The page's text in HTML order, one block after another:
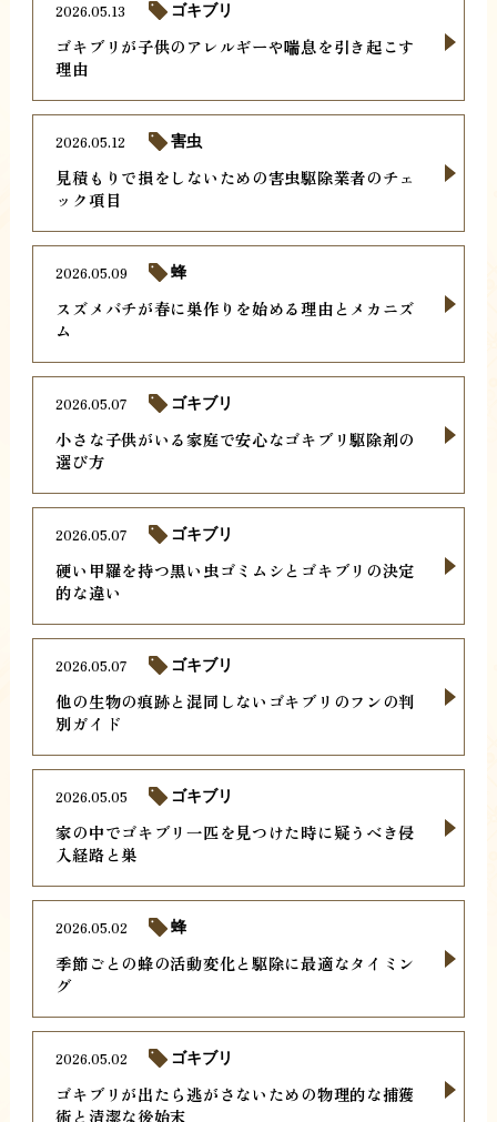
ゴキブリが子供のアレルギーや喘息を引き起こす
理由
2026.05.13 ゴキブリ
見積もりで損をしないための害虫駆除業者のチェ
ック項目
2026.05.12 害虫
スズメバチが春に巣作りを始める理由とメカニズ
ム
2026.05.09 蜂
小さな子供がいる家庭で安心なゴキブリ駆除剤の
選び方
2026.05.07 ゴキブリ
硬い甲羅を持つ黒い虫ゴミムシとゴキブリの決定
的な違い
2026.05.07 ゴキブリ
他の生物の痕跡と混同しないゴキブリのフンの判
別ガイド
2026.05.07 ゴキブリ
家の中でゴキブリ一匹を見つけた時に疑うべき侵
入経路と巣
2026.05.05 ゴキブリ
季節ごとの蜂の活動変化と駆除に最適なタイミン
グ
2026.05.02 蜂
ゴキブリが出たら逃がさないための物理的な捕獲
術と清潔な後始末
2026.05.02 ゴキブリ